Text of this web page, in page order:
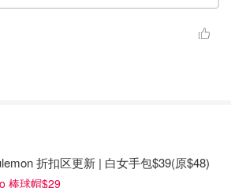
折扣区更新 | 白女手包$39(原$48)
棒球帽$29